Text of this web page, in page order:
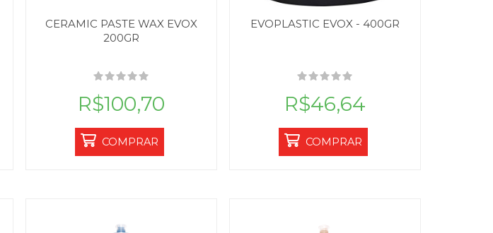
CERAMIC PASTE WAX EVOX
200GR
R$100,70
COMPRAR
EVOPLASTIC EVOX - 400GR
R$46,64
COMPRAR